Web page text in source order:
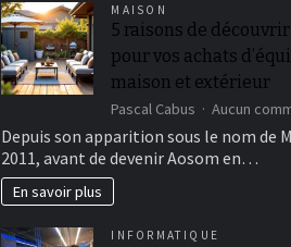
MAISON
5 raisons de
pour vos achats
maison et extérieur
Pascal Cabus Aucun
Depuis son apparition sous le nom de
2011, avant de devenir Aosom en…
En savoir plus
INFORMATIQUE